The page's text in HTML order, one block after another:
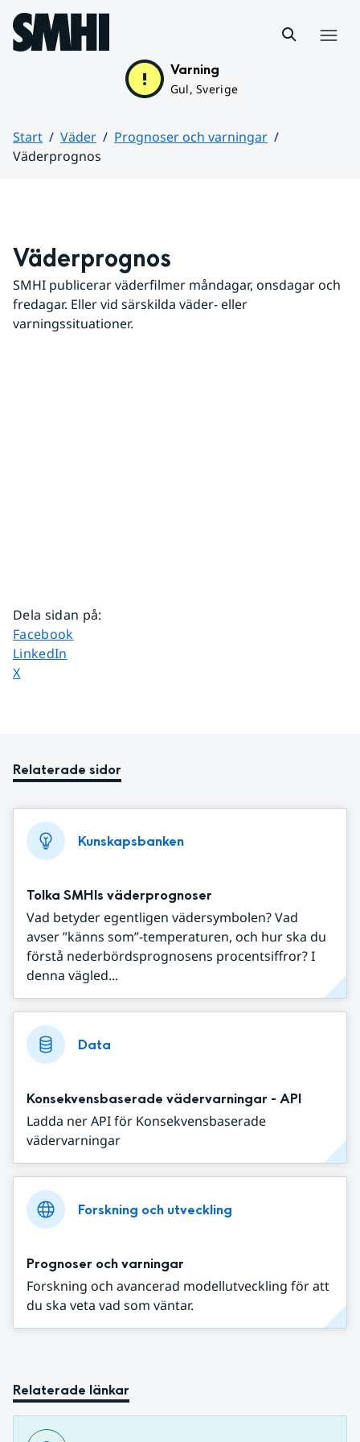
Hoppa till sidans innehåll
Varning
Gul, Sverige
Start Väder
Prognoser och varningar
Väderprognos
Väderprognos
SMHI publicerar väderfilmer måndagar, onsdagar och
fredagar. Eller vid särskilda väder- eller
varningssituationer.
Dela sidan på:
Dela sidan på
Facebook
Dela sidan på
LinkedIn
Dela sidan på
X
Relaterade sidor
Kunskapsbanken
Tolka SMHIs väderprognoser
Vad betyder egentligen vädersymbolen? Vad
avser ”känns som”-temperaturen, och hur ska du
förstå nederbördsprognosens procentsiffror? I
denna vägled...
Data
Konsekvensbaserade vädervarningar - API
Ladda ner API för Konsekvensbaserade
vädervarningar
Forskning och utveckling
Prognoser och varningar
Forskning och avancerad modellutveckling för att
du ska veta vad som väntar.
Relaterade länkar